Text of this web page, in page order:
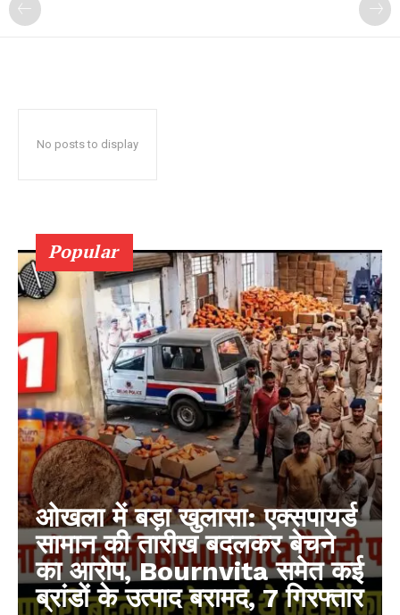
No posts to display
Popular
ओखला में बड़ा खुलासा: एक्सपायर्ड
सामान की तारीख बदलकर बेचने
का आरोप, Bournvita समेत कई
ब्रांडों के उत्पाद बरामद, 7 गिरफ्तार